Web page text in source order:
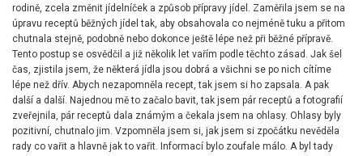
rodině, zcela změnit jídelníček a způsob přípravy jídel. Zaměřila jsem se na
úpravu receptů běžných jídel tak, aby obsahovala co nejméně tuku a přitom
chutnala stejně, podobně nebo dokonce ještě lépe než při běžné přípravě.
Tento postup se osvědčil a již několik let vařím podle těchto zásad. Jak šel
čas, zjistila jsem, že některá jídla jsou dobrá a všichni se po nich cítíme
lépe než dřív. Abych nezapomněla recept, tak jsem si ho zapsala. A pak
další a další. Najednou mě to začalo bavit, tak jsem pár receptů a fotografií
zveřejnila, pár receptů dala známým a čekala jsem na ohlasy. Ohlasy byly
pozitivní, chutnalo jim. Vzpomněla jsem si, jak jsem si zpočátku nevěděla
rady co vařit a hlavně jak to vařit. Informací bylo zoufale málo. A byl tady